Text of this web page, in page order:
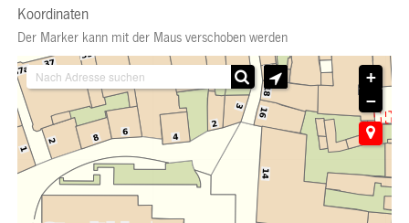
Koordinaten
Der Marker kann mit der Maus verschoben werden
+
−